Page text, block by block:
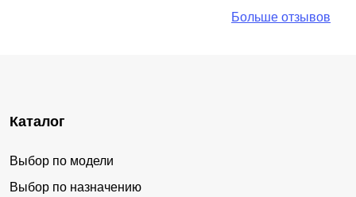
Больше отзывов
Каталог
Выбор по модели
Выбор по назначению